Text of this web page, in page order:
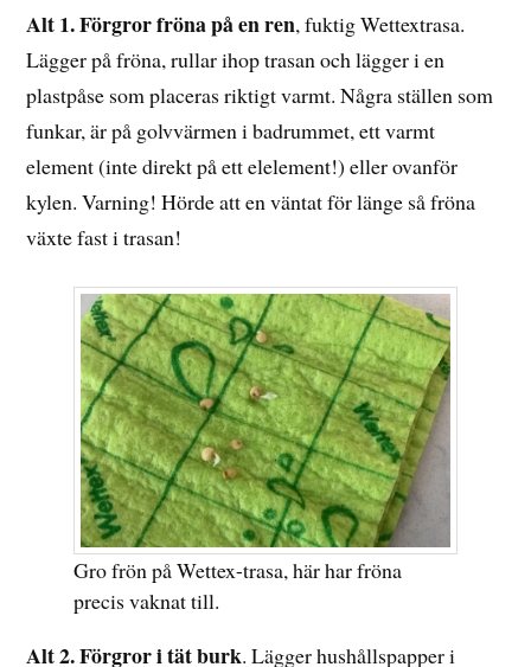
Alt 1. Förgror fröna på en ren, fuktig Wettextrasa.
Lägger på fröna, rullar ihop trasan och lägger i en
plastpåse som placeras riktigt varmt. Några ställen som
funkar, är på golvvärmen i badrummet, ett varmt
element (inte direkt på ett elelement!) eller ovanför
kylen. Varning! Hörde att en väntat för länge så fröna
växte fast i trasan!
Gro frön på Wettex-trasa, här har fröna
precis vaknat till.
Alt 2. Förgror i tät burk. Lägger hushållspapper i